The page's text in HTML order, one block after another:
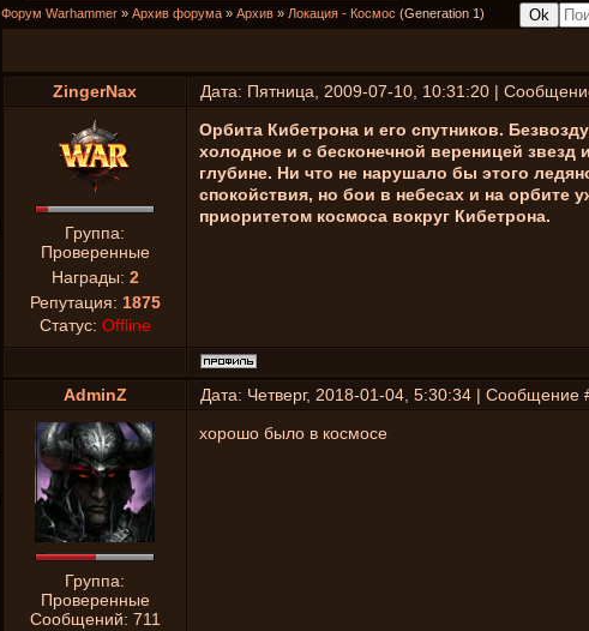
Форум Warhammer » Архив форума » Архив » Локация - Космос (Generation 1)
ZingerNax Дата: Пятница, 2009-07-10, 10:31:20 |
Группа:
Проверенные
Награды: 2
Репутация: 1875
Статус: Offline
Орбита Кибетрона и его спутников.
холодное и с бесконечной вереницей звезд
глубине. Ни что не нарушало бы этого
спокойствия, но бои в небесах и на орбите
приоритетом космоса вокруг Кибетрона.
AdminZ Дата: Четверг, 2018-01-04, 5:30:34 | Сообщение
Группа:
Проверенные
Сообщений: 711
хорошо было в космосе